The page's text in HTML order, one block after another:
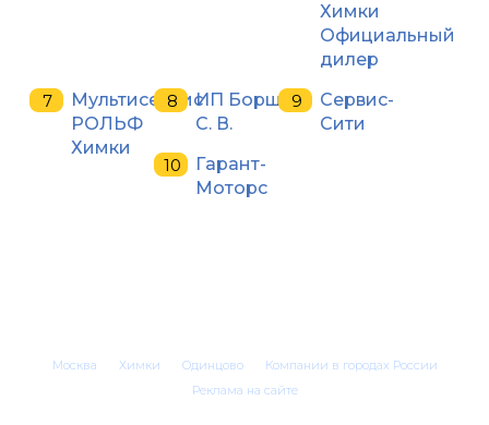
Химки
Официальный
дилер
Мультисервис
РОЛЬФ
Химки
ИП Борщ
С. В.
Сервис-
Сити
Гарант-
Моторс
Москва Химки Одинцово
Компании в городах России
Реклама на сайте